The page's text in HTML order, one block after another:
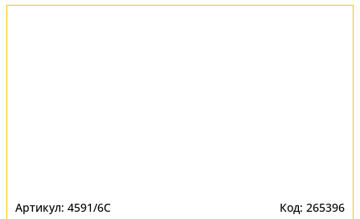
4591/6C 265396